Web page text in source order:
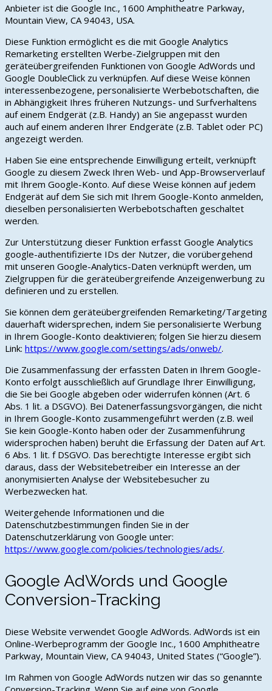
Anbieter ist die Google Inc., 1600 Amphitheatre Parkway,
Mountain View, CA 94043, USA.
Diese Funktion ermöglicht es die mit Google Analytics
Remarketing erstellten Werbe-Zielgruppen mit den
geräteübergreifenden Funktionen von Google AdWords und
Google DoubleClick zu verknüpfen. Auf diese Weise können
interessenbezogene, personalisierte Werbebotschaften, die
in Abhängigkeit Ihres früheren Nutzungs- und Surfverhaltens
auf einem Endgerät (z.B. Handy) an Sie angepasst wurden
auch auf einem anderen Ihrer Endgeräte (z.B. Tablet oder PC)
angezeigt werden.
Haben Sie eine entsprechende Einwilligung erteilt, verknüpft
Google zu diesem Zweck Ihren Web- und App-Browserverlauf
mit Ihrem Google-Konto. Auf diese Weise können auf jedem
Endgerät auf dem Sie sich mit Ihrem Google-Konto anmelden,
dieselben personalisierten Werbebotschaften geschaltet
werden.
Zur Unterstützung dieser Funktion erfasst Google Analytics
google-authentifizierte IDs der Nutzer, die vorübergehend
mit unseren Google-Analytics-Daten verknüpft werden, um
Zielgruppen für die geräteübergreifende Anzeigenwerbung zu
definieren und zu erstellen.
Sie können dem geräteübergreifenden Remarketing/Targeting
dauerhaft widersprechen, indem Sie personalisierte Werbung
in Ihrem Google-Konto deaktivieren; folgen Sie hierzu diesem
Link: https://www.google.com/settings/ads/onweb/.
Die Zusammenfassung der erfassten Daten in Ihrem Google-
Konto erfolgt ausschließlich auf Grundlage Ihrer Einwilligung,
die Sie bei Google abgeben oder widerrufen können (Art. 6
Abs. 1 lit. a DSGVO). Bei Datenerfassungsvorgängen, die nicht
in Ihrem Google-Konto zusammengeführt werden (z.B. weil
Sie kein Google-Konto haben oder der Zusammenführung
widersprochen haben) beruht die Erfassung der Daten auf Art.
6 Abs. 1 lit. f DSGVO. Das berechtigte Interesse ergibt sich
daraus, dass der Websitebetreiber ein Interesse an der
anonymisierten Analyse der Websitebesucher zu
Werbezwecken hat.
Weitergehende Informationen und die
Datenschutzbestimmungen finden Sie in der
Datenschutzerklärung von Google unter:
https://www.google.com/policies/technologies/ads/.
Google AdWords und Google
Conversion-Tracking
Diese Website verwendet Google AdWords. AdWords ist ein
Online-Werbeprogramm der Google Inc., 1600 Amphitheatre
Parkway, Mountain View, CA 94043, United States (“Google”).
Im Rahmen von Google AdWords nutzen wir das so genannte